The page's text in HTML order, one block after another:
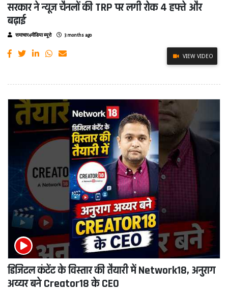
सरकार ने न्यूज चैनलों की TRP पर लगी रोक 4 हफ्ते और
बढ़ाई
समाचार4मीडिया ब्यूरो 3 months ago
VIEW VIDEO
डिजिटल कंटेंट के विस्तार की तैयारी में Network18, अनुराग
अय्यर बने Creator18 के CEO